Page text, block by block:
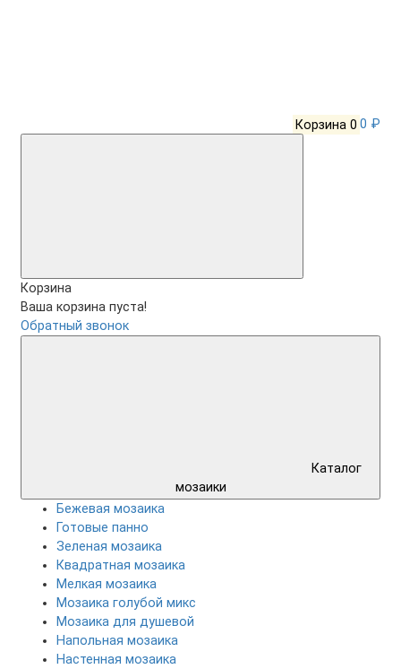
Корзина 0 0 ₽
Корзина
Ваша корзина пуста!
Обратный звонок
мозаики
Бежевая мозаика
Готовые панно
Зеленая мозаика
Квадратная мозаика
Мелкая мозаика
Мозаика голубой микс
Мозаика для душевой
Напольная мозаика
Настенная мозаика